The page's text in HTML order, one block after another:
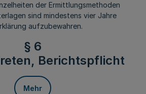
der Ermittlungsmethoden
sind mindestens vier Jahre
aufzubewahren.
§ 6
Berichtspflicht
Mehr